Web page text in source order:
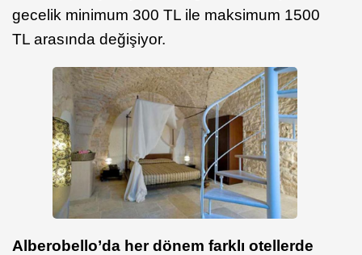
gecelik minimum 300 TL ile maksimum 1500
TL arasında değişiyor.
Alberobello’da her dönem farklı otellerde